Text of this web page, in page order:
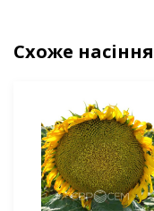
Схоже насіння